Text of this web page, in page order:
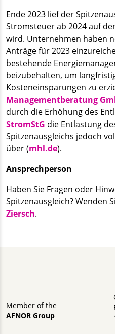
Ende 2023 lief der
Stromsteuer ab 2024 auf
wird. Unternehmen haben
Anträge für 2023
bestehende
beizubehalten, um
Kosteneinsparungen zu
Managementberatung
durch die Erhöhung des
StromStG die Entlastung
Spitzenausgleichs jedoch
über (mhl.de).
Ansprechperson
Haben Sie Fragen oder
Spitzenausgleich? Wenden
Ziersch.
Member of the
AFNOR Group